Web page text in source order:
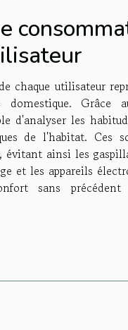
chaque utilisateur
Grâce
d'analyser les
de l'habitat. Ces
évitant ainsi les
et les appareils
sans